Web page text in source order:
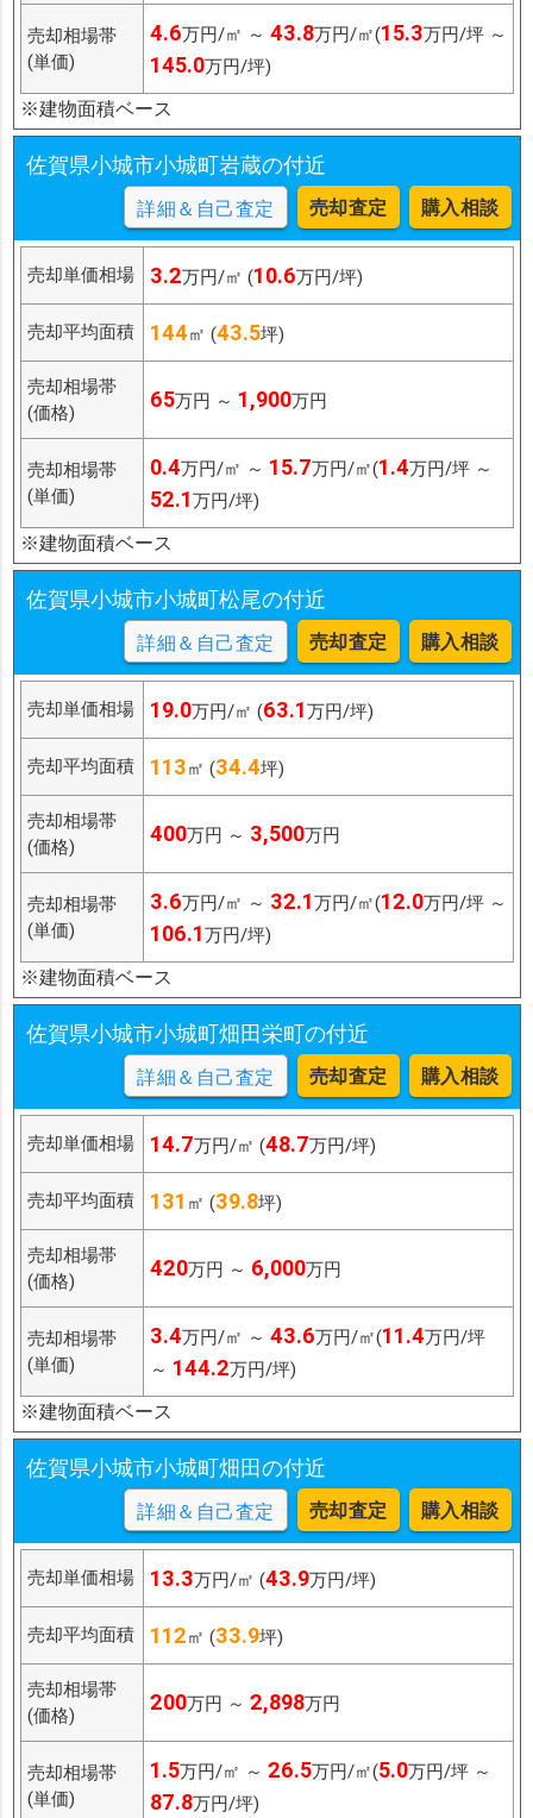
売却相場帯
(単価)
4.6万円/㎡ ～ 43.8万円/㎡(15.3万円/坪 ～
145.0万円/坪)
※建物面積ベース
佐賀県小城市小城町岩蔵の付近
詳細＆自己査定 売却査定 購入相談
売却単価相場 3.2万円/㎡ (10.6万円/坪)
売却平均面積 144㎡ (43.5坪)
売却相場帯
(価格)
65万円 ～ 1,900万円
売却相場帯
(単価)
0.4万円/㎡ ～ 15.7万円/㎡(1.4万円/坪 ～
52.1万円/坪)
※建物面積ベース
佐賀県小城市小城町松尾の付近
詳細＆自己査定 売却査定 購入相談
売却単価相場 19.0万円/㎡ (63.1万円/坪)
売却平均面積 113㎡ (34.4坪)
売却相場帯
(価格)
400万円 ～ 3,500万円
売却相場帯
(単価)
3.6万円/㎡ ～ 32.1万円/㎡(12.0万円/坪 ～
106.1万円/坪)
※建物面積ベース
佐賀県小城市小城町畑田栄町の付近
詳細＆自己査定 売却査定 購入相談
売却単価相場 14.7万円/㎡ (48.7万円/坪)
売却平均面積 131 ㎡ (39.8坪)
売却相場帯
(価格)
420万円 ～ 6,000万円
売却相場帯
(単価)
3.4万円/㎡ ～ 43.6万円/㎡(11.4万円/坪
～ 144.2万円/坪)
※建物面積ベース
佐賀県小城市小城町畑田の付近
詳細＆自己査定 売却査定 購入相談
売却単価相場 13.3万円/㎡ (43.9万円/坪)
売却平均面積 112㎡ (33.9坪)
売却相場帯
(価格)
200万円 ～ 2,898万円
売却相場帯
(単価)
1.5万円/㎡ ～ 26.5万円/㎡(5.0万円/坪 ～
87.8万円/坪)